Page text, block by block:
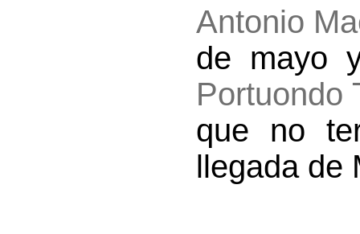
Antonio
de mayo
Portuondo
que no
llegada de